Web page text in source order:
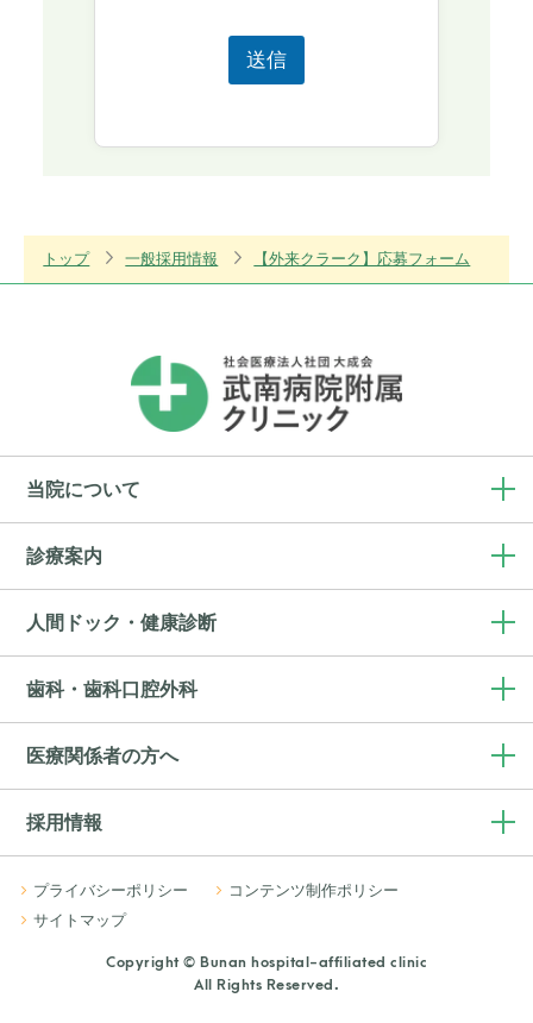
送信
トップ 一般採用情報 【外来クラーク】応募フォーム
当院について
診療案内
人間ドック・健康診断
歯科・歯科口腔外科
医療関係者の方へ
採用情報
プライバシーポリシー
コンテンツ制作ポリシー
サイトマップ
Copyright © Bunan hospital-affiliated clinic
All Rights Reserved.